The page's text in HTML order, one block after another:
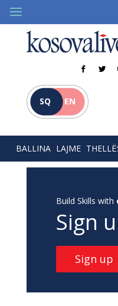
SQ EN
BALLINA LAJME
Build Skills with
Sign
Sign up